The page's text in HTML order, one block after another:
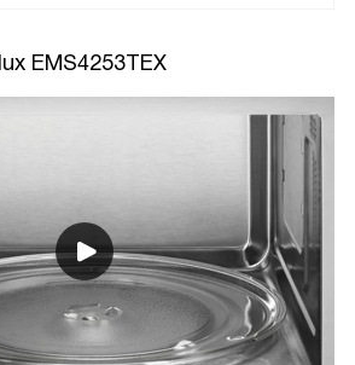
EMS4253TEX